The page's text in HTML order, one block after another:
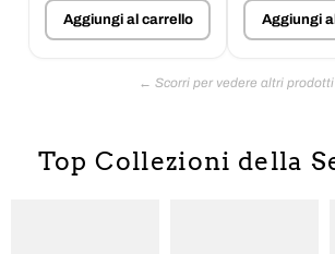
Aggiungi al carrello Aggiungi
Top Collezioni della